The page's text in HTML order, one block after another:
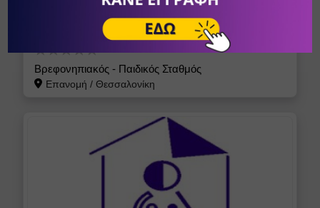
ΤΟΣΟΔΟΥΛΙΑ
Βρεφονηπιακός - Παιδικός Σταθμός
Επανομή / Θεσσαλονίκη